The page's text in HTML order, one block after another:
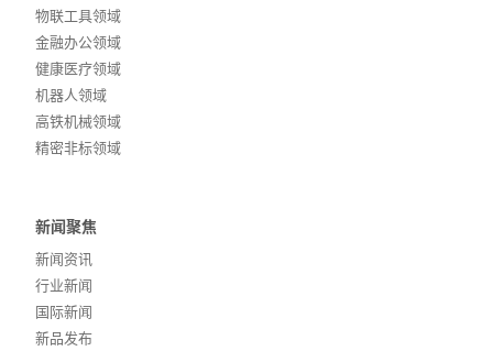
物联工具领域
金融办公领域
健康医疗领域
机器人领域
高铁机械领域
精密非标领域
新闻聚焦
新闻资讯
行业新闻
国际新闻
新品发布